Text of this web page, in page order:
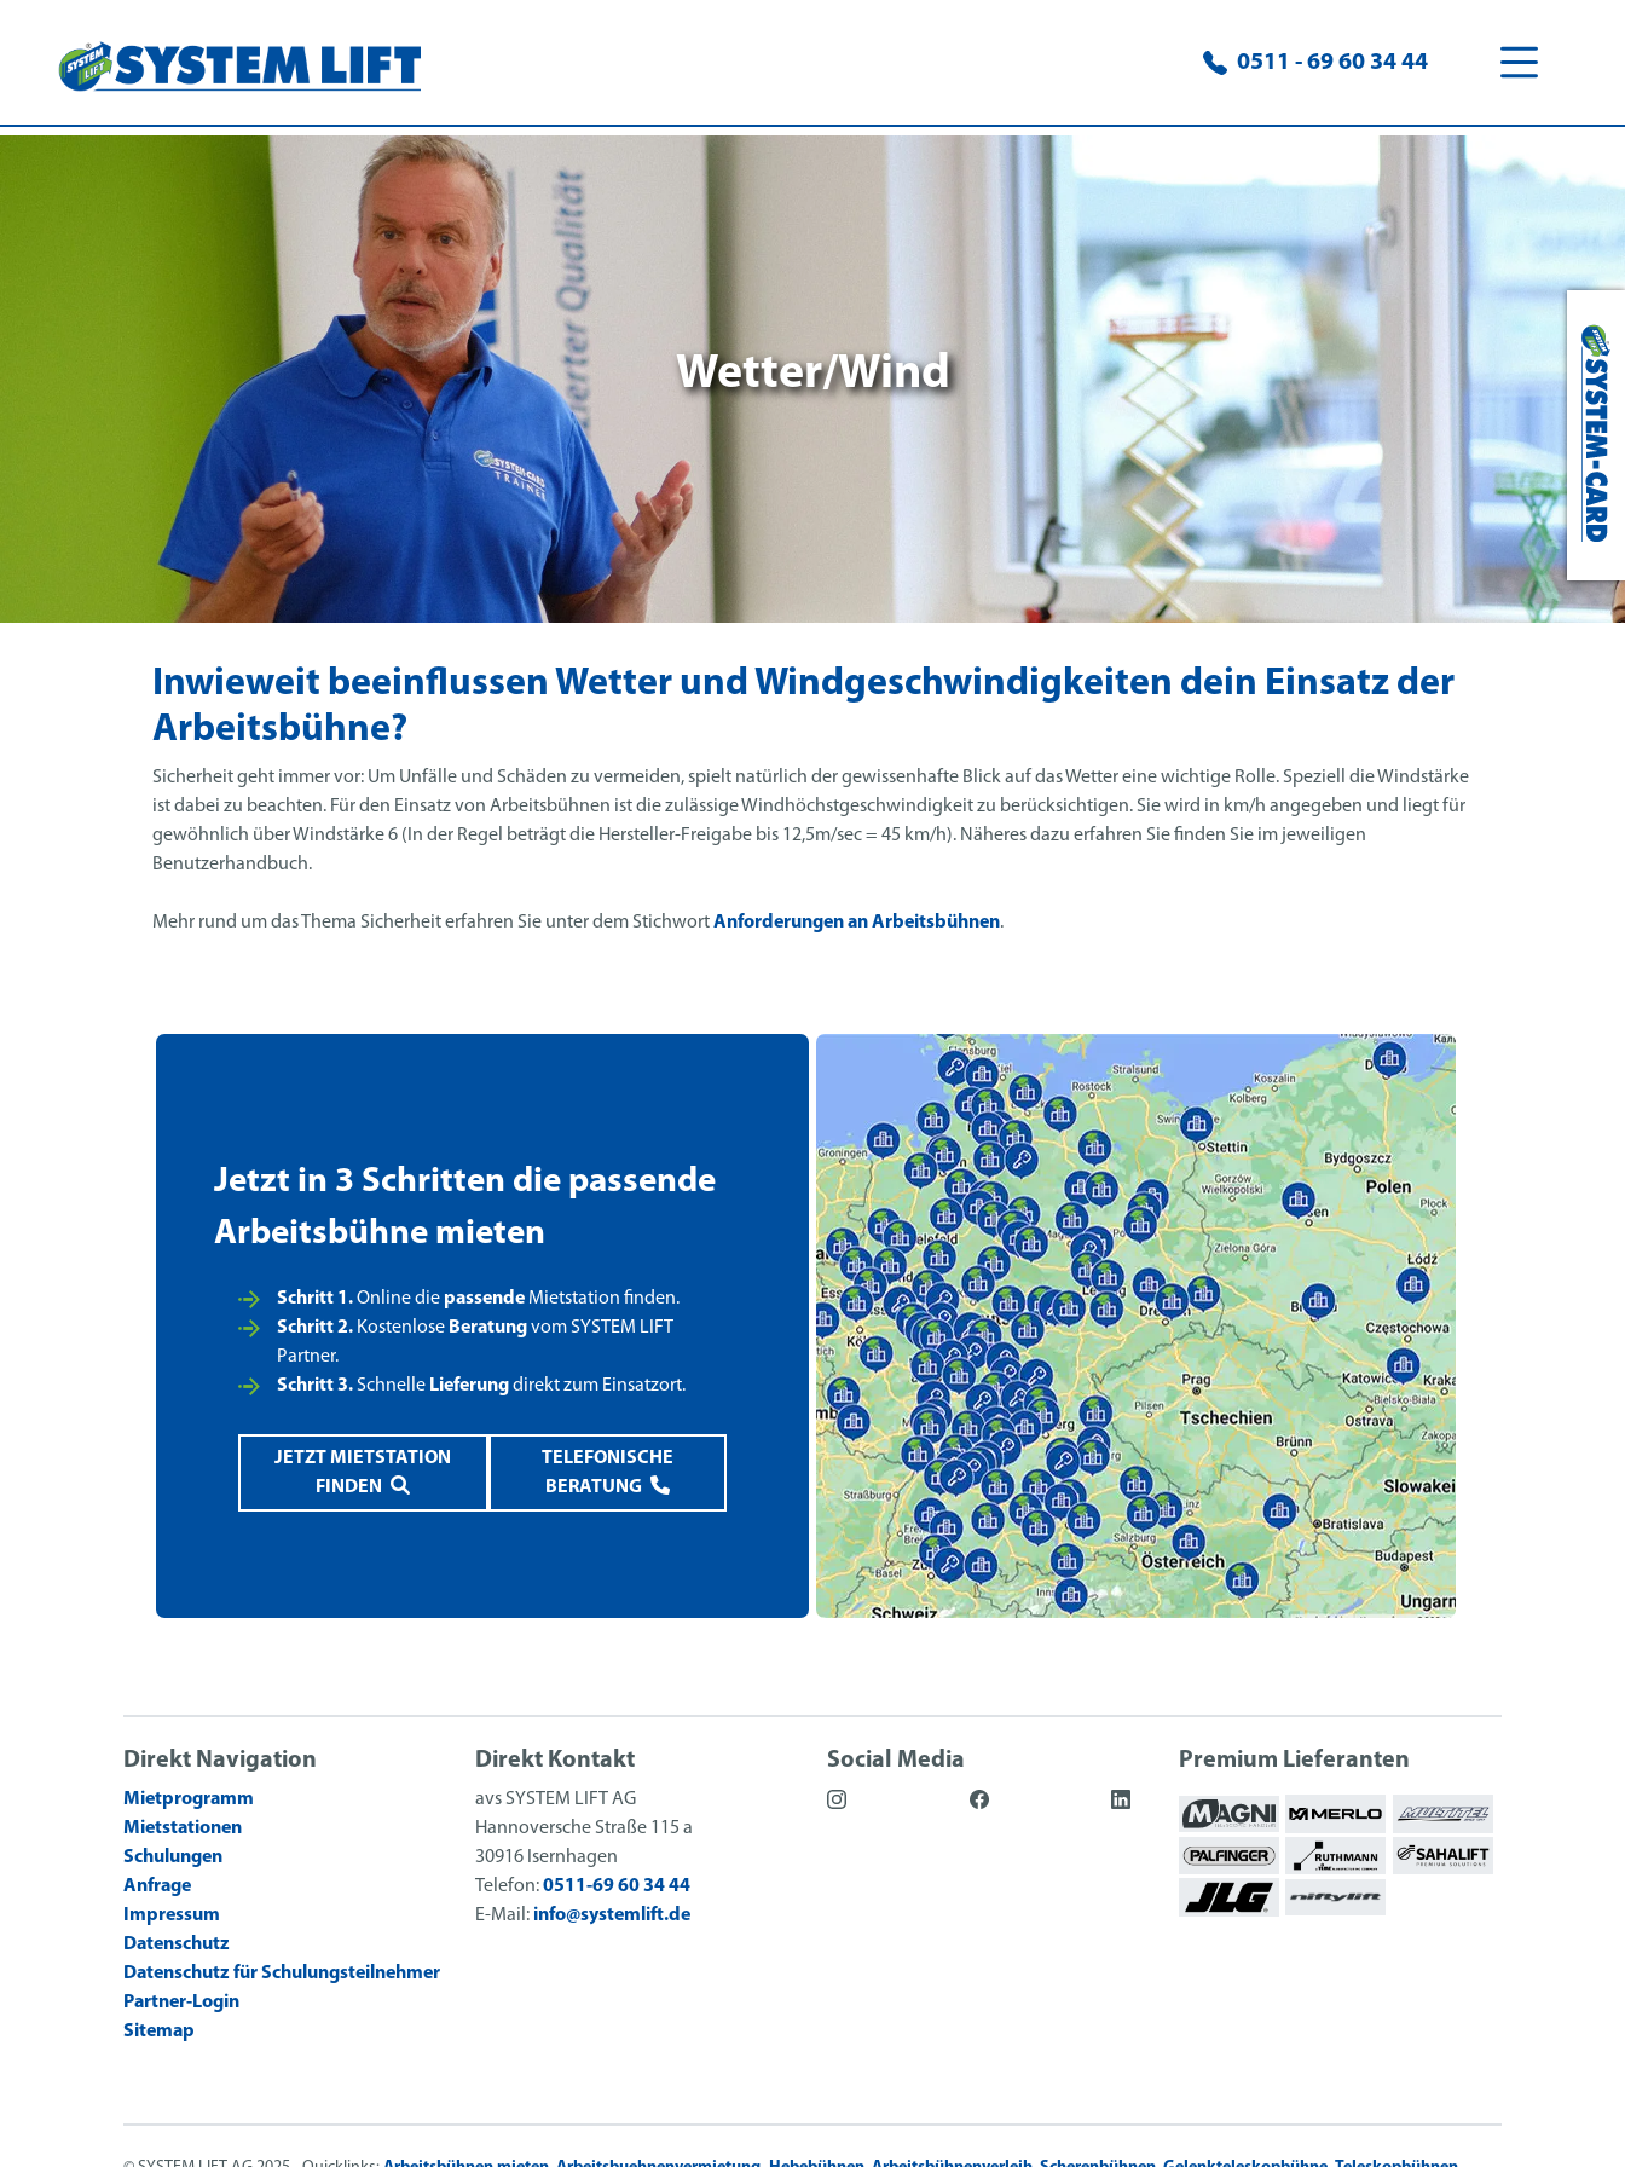
0511 - 69 60 34 44
Wetter/Wind
Inwieweit beeinflussen Wetter und Windgeschwindigkeiten dein Einsatz der
Arbeitsbühne?
Sicherheit geht immer vor: Um Unfälle und Schäden zu vermeiden, spielt natürlich der gewissenhafte Blick auf das Wetter eine wichtige Rolle. Speziell die Windstärke
ist dabei zu beachten. Für den Einsatz von Arbeitsbühnen ist die zulässige Windhöchstgeschwindigkeit zu berücksichtigen. Sie wird in km/h angegeben und liegt für
gewöhnlich über Windstärke 6 (In der Regel beträgt die Hersteller-Freigabe bis 12,5m/sec = 45 km/h). Näheres dazu erfahren Sie finden Sie im jeweiligen
Benutzerhandbuch.
Mehr rund um das Thema Sicherheit erfahren Sie unter dem StichwortAnforderungen an Arbeitsbühnen.
Jetzt in 3 Schritten die passende
Arbeitsbühne mieten
Schritt 1.Online diepassendeMietstation finden.
Schritt 2. Kostenlose Beratungvom SYSTEM LIFT
Partner.
Schritt 3.Schnelle Lieferungdirekt zum Einsatzort.
JETZT MIETSTATION
FINDEN
TELEFONISCHE
BERATUNG
Direkt Navigation
Mietprogramm
Mietstationen
Schulungen
Anfrage
Impressum
Datenschutz
Datenschutz für Schulungsteilnehmer
Partner-Login
Sitemap
Direkt Kontakt
avs SYSTEM LIFT AG
Hannoversche Straße 115 a
30916 Isernhagen
Telefon:0511-69 60 34 44
E-Mail: info@systemlift.de
Social Media Premium Lieferanten